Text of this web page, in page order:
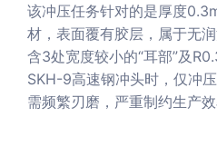
该冲压任务针对的是厚度
材，表面覆有胶层，属于无
含3处宽度较小的“耳部”及
SKH-9高速钢冲头时，仅冲
需频繁刃磨，严重制约生产效